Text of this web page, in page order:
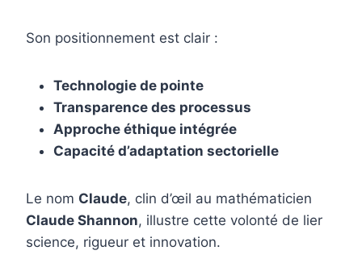
Son positionnement est clair :
Technologie de pointe
Transparence des processus
Approche éthique intégrée
Capacité d’adaptation sectorielle
Le nom Claude, clin d’œil au mathématicien
Claude Shannon, illustre cette volonté de lier
science, rigueur et innovation.